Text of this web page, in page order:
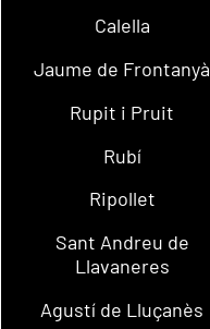
Calella
Jaume de Frontanyà
Rupit i Pruit
Rubí
Ripollet
Sant Andreu de
Llavaneres
Agustí de Lluçanès